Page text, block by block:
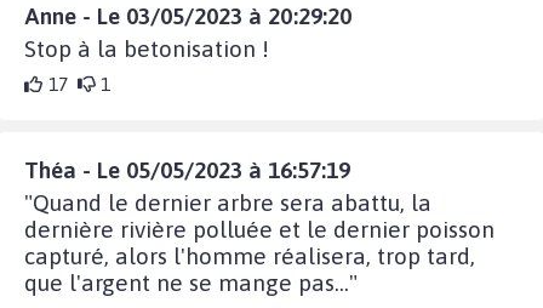
Anne - Le 03/05/2023 à 20:29:20
Stop à la betonisation !
17 1
Théa - Le 05/05/2023 à 16:57:19
"Quand le dernier arbre sera abattu, la
dernière rivière polluée et le dernier poisson
capturé, alors l'homme réalisera, trop tard,
que l'argent ne se mange pas..."